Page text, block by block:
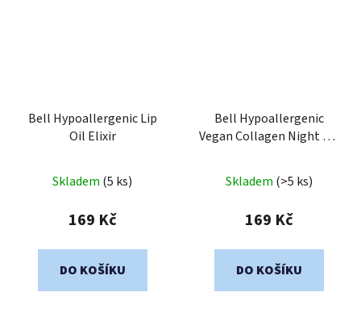
Bell Hypoallergenic Lip
Oil Elixir
Skladem (5 ks)
169 Kč
DO KOŠÍKU
Bell Hypoallergenic
Vegan Collagen Night Lip
Skladem (>5 ks)
169 Kč
DO KOŠÍKU